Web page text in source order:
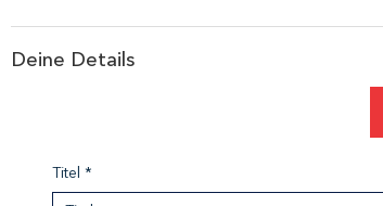
Deine Details
Titel *